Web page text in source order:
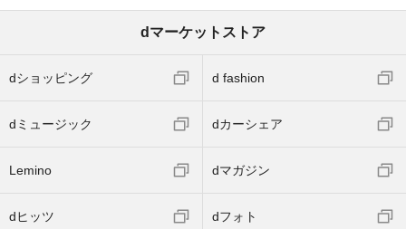
dマーケットストア
dショッピング d fashion
dミュージック dカーシェア
Lemino dマガジン
dヒッツ dフォト